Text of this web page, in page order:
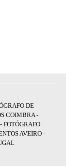
DE
COIMBRA -
FOTÓGRAFO
AVEIRO -